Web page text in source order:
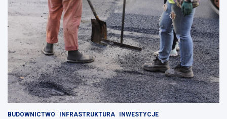
BUDOWNICTWO INFRASTRUKTURA INWESTYCJE